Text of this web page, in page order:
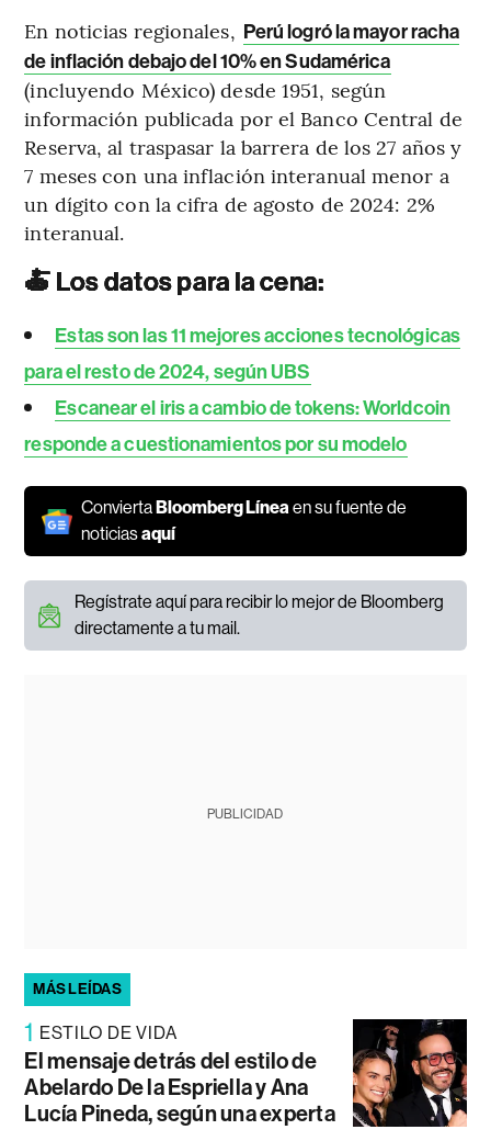
En noticias regionales, Perú logró la mayor racha
de inflación debajo del 10% en Sudamérica
(incluyendo México) desde 1951, según
información publicada por el Banco Central de
Reserva, al traspasar la barrera de los 27 años y
7 meses con una inflación interanual menor a
un dígito con la cifra de agosto de 2024: 2%
interanual.
🍝 Los datos para la cena:
Estas son las 11 mejores acciones tecnológicas
para el resto de 2024, según UBS
Escanear el iris a cambio de tokens: Worldcoin
responde a cuestionamientos por su modelo
Convierta Bloomberg Líneaen su fuente de
noticiasaquí
Regístrate aquí para recibir lo mejor de Bloomberg
directamente a tu mail.
PUBLICIDAD
MÁS LEÍDAS
1 ESTILO DE VIDA
El mensaje detrás del estilo de
Abelardo De la Espriella y Ana
Lucía Pineda, según una experta